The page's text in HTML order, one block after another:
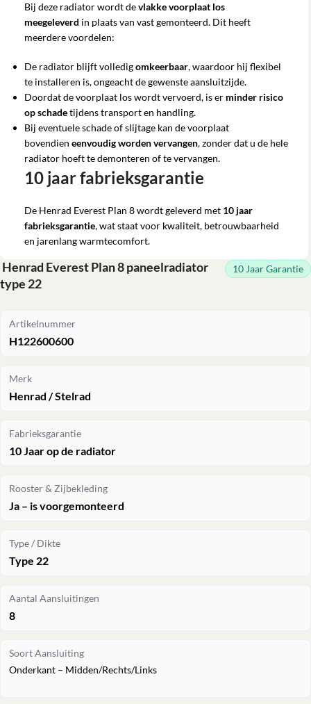
Bij deze radiator wordt devlakke voorplaat los
meegeleverd in plaats van vast gemonteerd. Dit heeft
meerdere voordelen:
De radiator blijft volledigomkeerbaar, waardoor hij flexibel
te installeren is, ongeacht de gewenste aansluitzijde.
Doordat de voorplaat los wordt vervoerd, is er minder risico
op schadetijdens transport en handling.
Bij eventuele schade of slijtage kan de voorplaat
bovendien eenvoudig worden vervangen, zonder dat u de hele
radiator hoeft te demonteren of te vervangen.
10 jaar fabrieksgarantie
De Henrad Everest Plan 8 wordt geleverd met 10 jaar
fabrieksgarantie, wat staat voor kwaliteit, betrouwbaarheid
en jarenlang warmtecomfort.
Henrad Everest Plan 8 paneelradiator
type 22
10 Jaar Garantie
Artikelnummer
H122600600
Merk
Henrad / Stelrad
Fabrieksgarantie
10 Jaar op de radiator
Rooster & Zijbekleding
Ja – is voorgemonteerd
Type / Dikte
Type 22
Aantal Aansluitingen
8
Soort Aansluiting
Onderkant – Midden/Rechts/Links